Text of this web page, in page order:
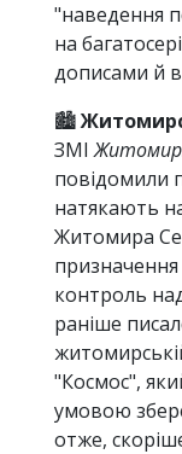
"наведення
на
дописами й
🏙
ЗМІ
повідомили
натякають
Житомира
призначення
контроль
раніше
"Космос",
умовою
отже,